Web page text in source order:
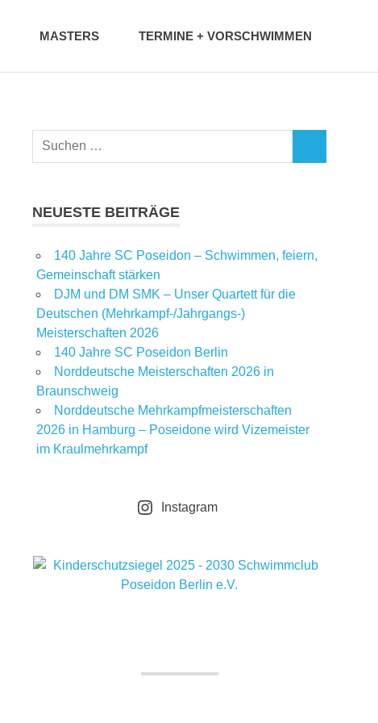
MASTERS TERMINE + VORSCHWIMMEN
NEUESTE BEITRÄGE
140 Jahre SC Poseidon – Schwimmen, feiern,
Gemeinschaft stärken
DJM und DM SMK – Unser Quartett für die
Deutschen (Mehrkampf-/Jahrgangs-)
Meisterschaften 2026
140 Jahre SC Poseidon Berlin
Norddeutsche Meisterschaften 2026 in
Braunschweig
Norddeutsche Mehrkampfmeisterschaften
2026 in Hamburg – Poseidone wird Vizemeister
im Kraulmehrkampf
Instagram